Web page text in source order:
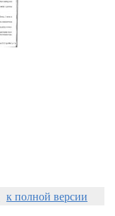
к полной версии